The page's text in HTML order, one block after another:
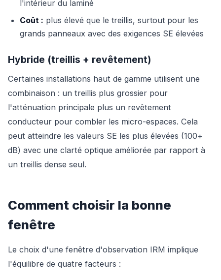
l'intérieur du laminé
Coût : plus élevé que le treillis, surtout pour les
grands panneaux avec des exigences SE élevées
Hybride (treillis + revêtement)
Certaines installations haut de gamme utilisent une
combinaison : un treillis plus grossier pour
l'atténuation principale plus un revêtement
conducteur pour combler les micro-espaces. Cela
peut atteindre les valeurs SE les plus élevées (100+
dB) avec une clarté optique améliorée par rapport à
un treillis dense seul.
Comment choisir la bonne
fenêtre
Le choix d'une fenêtre d'observation IRM implique
l'équilibre de quatre facteurs :